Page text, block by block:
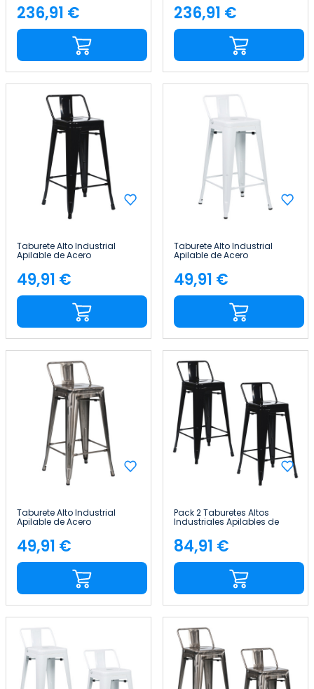
Home
Precio
236,91 € Home
Precio
236,91 €
Taburete Alto Industrial
Apilable de Acero
41x41x85cm Thinia Home
Precio
49,91 €
Taburete Alto Industrial
Apilable de Acero
41x41x85cm Thinia Home
Precio
49,91 €
Taburete Alto Industrial
Apilable de Acero
41x41x85cm Thinia Home
Precio
49,91 €
Pack 2 Taburetes Altos
Industriales Apilables de
Acero 41x41x85cm Thinia
Home
Precio
84,91 €